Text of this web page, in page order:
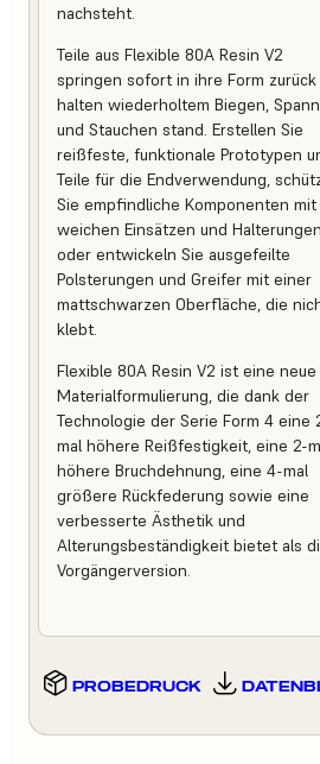
nachsteht.
Teile aus Flexible 80A Resin V2
springen sofort in ihre Form zurück
halten wiederholtem Biegen,
und Stauchen stand. Erstellen Sie
reißfeste, funktionale Prototypen
Teile für die Endverwendung,
Sie empfindliche Komponenten mit
weichen Einsätzen und Halterungen
oder entwickeln Sie ausgefeilte
Polsterungen und Greifer mit einer
mattschwarzen Oberfläche, die
klebt.
Flexible 80A Resin V2 ist eine neue
Materialformulierung, die dank der
Technologie der Serie Form 4 eine
mal höhere Reißfestigkeit, eine 2-
höhere Bruchdehnung, eine 4-mal
größere Rückfederung sowie eine
verbesserte Ästhetik und
Alterungsbeständigkeit bietet als
Vorgängerversion.
PROBEDRUCK